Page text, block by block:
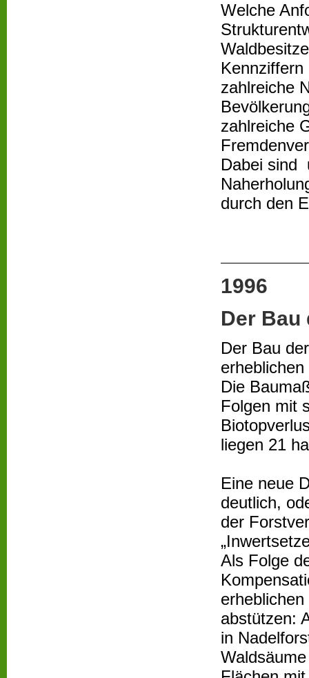
Welche
zahlreiche
zahlreiche
Dabei sind
durch den
1996
Der Bau
Der Bau
Die
Folgen mit
liegen 21
Eine neue
deutlich,
der
Als Folge
abstützen:
in